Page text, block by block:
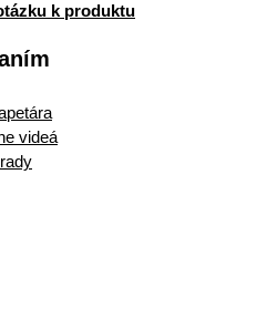
k produktu
videá